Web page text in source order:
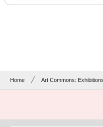
Home Art Commons: